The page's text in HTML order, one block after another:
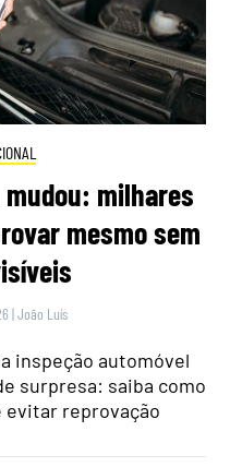
milhares
mesmo sem
|João Luís
inspeção automóvel
surpresa: saiba como
evitar reprovação